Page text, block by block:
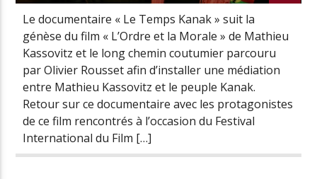
Le documentaire « Le Temps Kanak » suit la
génèse du film « L’Ordre et la Morale » de Mathieu
Kassovitz et le long chemin coutumier parcouru
par Olivier Rousset afin d’installer une médiation
entre Mathieu Kassovitz et le peuple Kanak.
Retour sur ce documentaire avec les protagonistes
de ce film rencontrés à l’occasion du Festival
International du Film […]